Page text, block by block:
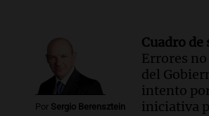
Siempre Juntos Rosario
Episodios
Audio.Se divorciaron y la
ordenó que ella le pague
vivir en la casa familiar
Por Sergio Berensztein
Cuadro
Errores
del
intento
iniciativa